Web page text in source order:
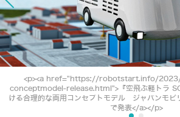
<p><a href="https://robotstart.info/
conceptmodel-release.html">『空飛ぶ軽トラ
ける合理的な両用コンセプトモデル ジャパンモビ
で発表</a></p>